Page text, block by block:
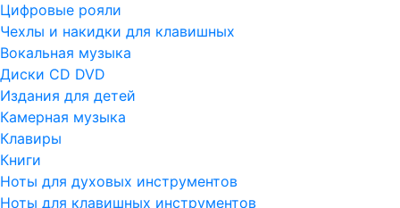
Цифровые рояли
Чехлы и накидки для клавишных
Вокальная музыка
Диски CD DVD
Издания для детей
Камерная музыка
Клавиры
Книги
Ноты для духовых инструментов
Ноты для клавишных инструментов